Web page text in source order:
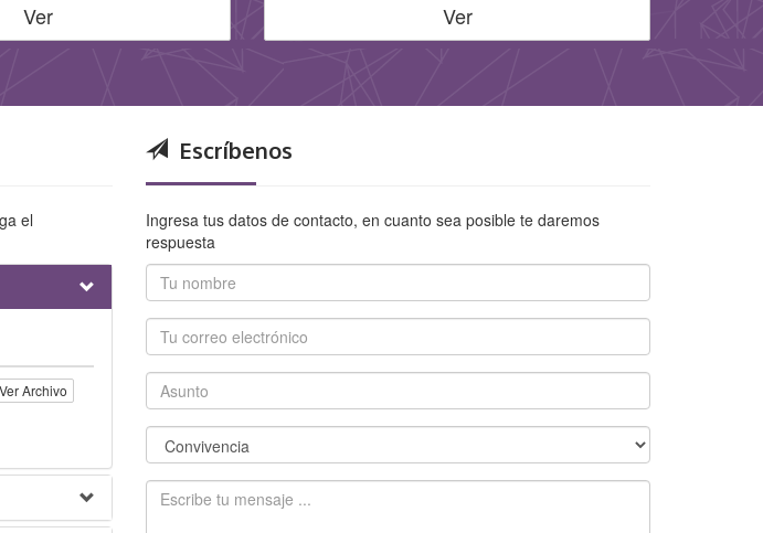
Ver Ver
el
Ver Archivo
Escríbenos
Ingresa tus datos de contacto, en cuanto sea posible te daremos
respuesta